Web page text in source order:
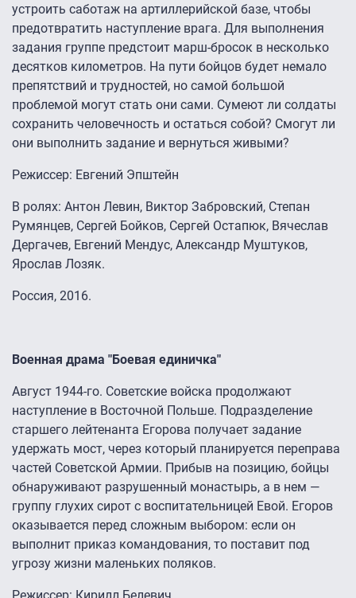
устроить саботаж на артиллерийской базе, чтобы
предотвратить наступление врага. Для выполнения
задания группе предстоит марш-бросок в несколько
десятков километров. На пути бойцов будет немало
препятствий и трудностей, но самой большой
проблемой могут стать они сами. Сумеют ли солдаты
сохранить человечность и остаться собой? Смогут ли
они выполнить задание и вернуться живыми?
Режиссер: Евгений Эпштейн
В ролях: Антон Левин, Виктор Забровский, Степан
Румянцев, Сергей Бойков, Сергей Остапюк, Вячеслав
Дергачев, Евгений Мендус, Александр Муштуков,
Ярослав Лозяк.
Россия, 2016.
Военная драма "Боевая единичка"
Август 1944-го. Советские войска продолжают
наступление в Восточной Польше. Подразделение
старшего лейтенанта Егорова получает задание
удержать мост, через который планируется переправа
частей Советской Армии. Прибыв на позицию, бойцы
обнаруживают разрушенный монастырь, а в нем —
группу глухих сирот с воспитательницей Евой. Егоров
оказывается перед сложным выбором: если он
выполнит приказ командования, то поставит под
угрозу жизни маленьких поляков.